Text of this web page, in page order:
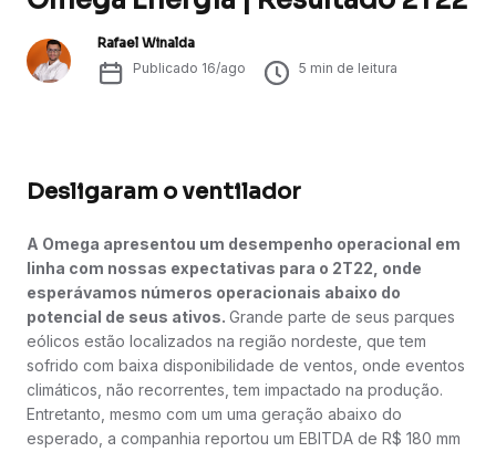
Rafael Winalda
Publicado 16/ago 5 min de leitura
Desligaram o ventilador
A Omega apresentou um desempenho operacional em
linha com nossas expectativas para o 2T22, onde
esperávamos números operacionais abaixo do
potencial de seus ativos. Grande parte de seus parques
eólicos estão localizados na região nordeste, que tem
sofrido com baixa disponibilidade de ventos, onde eventos
climáticos, não recorrentes, tem impactado na produção.
Entretanto, mesmo com um uma geração abaixo do
esperado, a companhia reportou um EBITDA de R$ 180 mm